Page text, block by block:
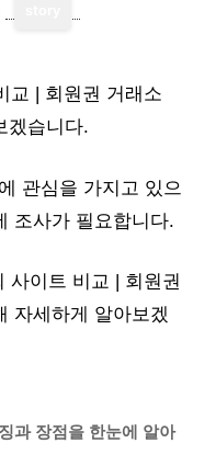
교 | 회원권 거래소
겠습니다.
관심을 가지고 있으
조사가 필요합니다.
사이트 비교 | 회원권
자세하게 알아보겠
과 장점을 한눈에 알아